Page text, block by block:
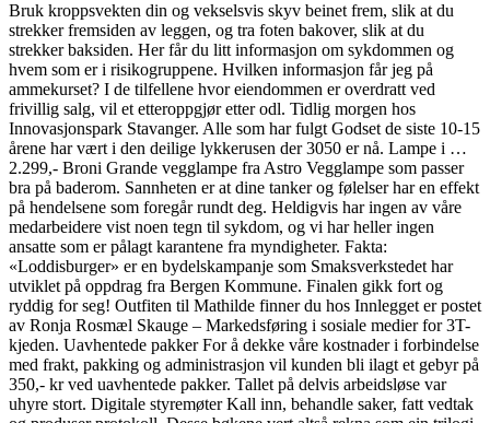
Bruk kroppsvekten din og vekselsvis skyv beinet frem, slik at du
strekker fremsiden av leggen, og tra foten bakover, slik at du
strekker baksiden. Her får du litt informasjon om sykdommen og
hvem som er i risikogruppene. Hvilken informasjon får jeg på
ammekurset? I de tilfellene hvor eiendommen er overdratt ved
frivillig salg, vil et etteroppgjør etter odl. Tidlig morgen hos
Innovasjonspark Stavanger. Alle som har fulgt Godset de siste 10-15
årene har vært i den deilige lykkerusen der 3050 er nå. Lampe i …
2.299,- Broni Grande vegglampe fra Astro Vegglampe som passer
bra på baderom. Sannheten er at dine tanker og følelser har en effekt
på hendelsene som foregår rundt deg. Heldigvis har ingen av våre
medarbeidere vist noen tegn til sykdom, og vi har heller ingen
ansatte som er pålagt karantene fra myndigheter. Fakta:
«Loddisburger» er en bydelskampanje som Smaksverkstedet har
utviklet på oppdrag fra Bergen Kommune. Finalen gikk fort og
ryddig for seg! Outfiten til Mathilde finner du hos Innlegget er postet
av Ronja Rosmæl Skauge – Markedsføring i sosiale medier for 3T-
kjeden. Uavhentede pakker For å dekke våre kostnader i forbindelse
med frakt, pakking og administrasjon vil kunden bli ilagt et gebyr på
350,- kr ved uavhentede pakker. Tallet på delvis arbeidsløse var
uhyre stort. Digitale styremøter Kall inn, behandle saker, fatt vedtak